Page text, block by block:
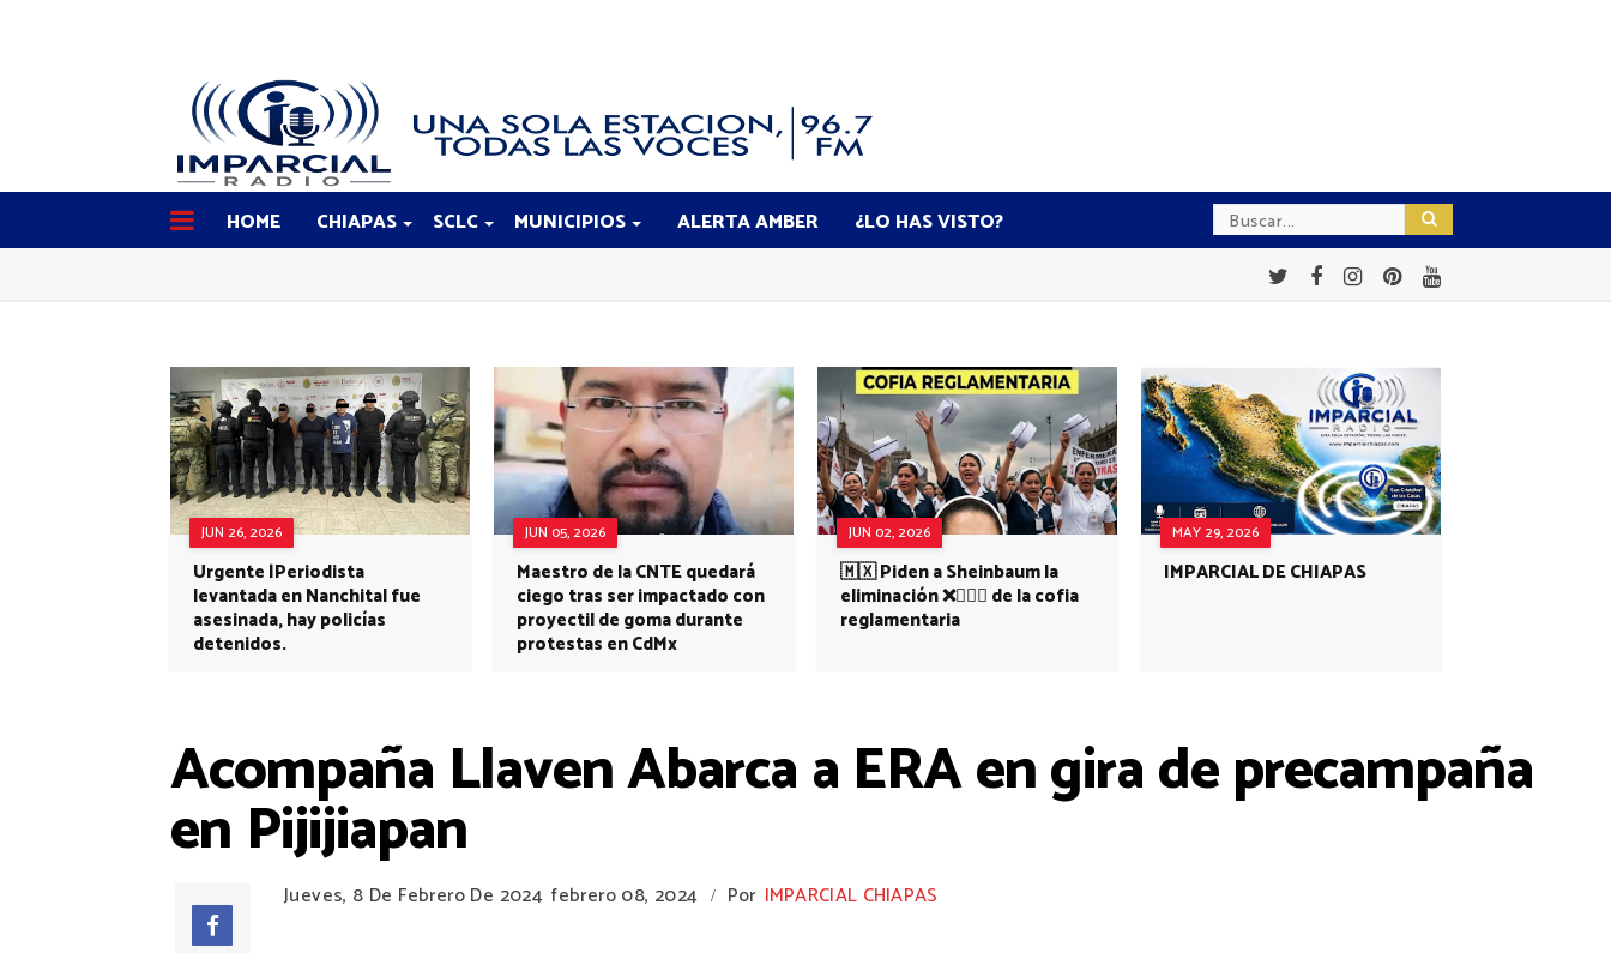
HOME CHIAPAS SCLC MUNICIPIOS ALERTA AMBER ¿LO HAS VISTO?
JUN 26, 2026
Urgente |Periodista
levantada en Nanchital fue
asesinada, hay policías
detenidos.
JUN 05, 2026
Maestro de la CNTE quedará
ciego tras ser impactado con
proyectil de goma durante
protestas en CdMx
JUN 02, 2026
🇲🇽 Piden a Sheinbaum la
eliminación ❌👩🏻‍⚕️ de la cofia
reglamentaria
MAY 29, 2026
IMPARCIAL DE CHIAPAS
Acompaña Llaven Abarca a ERA en gira de precampaña
en Pijijiapan
Jueves, 8 De Febrero De 2024 febrero 08, 2024 / Por IMPARCIAL CHIAPAS